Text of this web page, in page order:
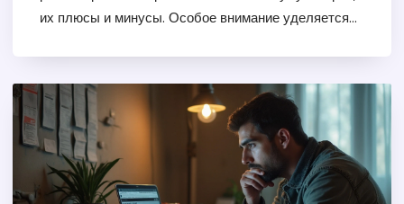
их плюсы и минусы. Особое внимание уделяется
эксплуатации для продления срока службы
аккумулятора.